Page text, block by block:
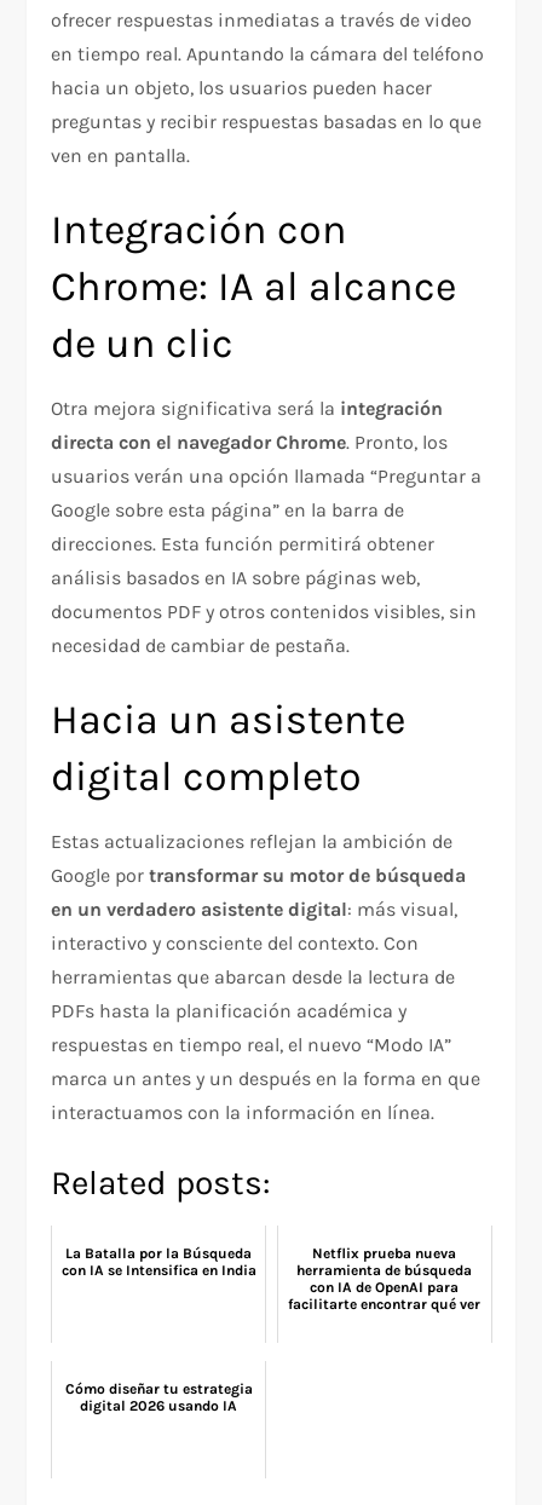
ofrecer respuestas inmediatas a través de video
en tiempo real. Apuntando la cámara del teléfono
hacia un objeto, los usuarios pueden hacer
preguntas y recibir respuestas basadas en lo que
ven en pantalla.
Integración con
Chrome: IA al alcance
de un clic
Otra mejora significativa será la integración
directa con el navegador Chrome. Pronto, los
usuarios verán una opción llamada “Preguntar a
Google sobre esta página” en la barra de
direcciones. Esta función permitirá obtener
análisis basados en IA sobre páginas web,
documentos PDF y otros contenidos visibles, sin
necesidad de cambiar de pestaña.
Hacia un asistente
digital completo
Estas actualizaciones reflejan la ambición de
Google portransformar su motor de búsqueda
en un verdadero asistente digital: más visual,
interactivo y consciente del contexto. Con
herramientas que abarcan desde la lectura de
PDFs hasta la planificación académica y
respuestas en tiempo real, el nuevo “Modo IA”
marca un antes y un después en la forma en que
interactuamos con la información en línea.
Related posts:
La Batalla por la Búsqueda
con IA se Intensifica en India
Netflix prueba nueva
herramienta de búsqueda
con IA de OpenAI para
facilitarte encontrar qué ver
Cómo diseñar tu estrategia
digital 2026 usando IA